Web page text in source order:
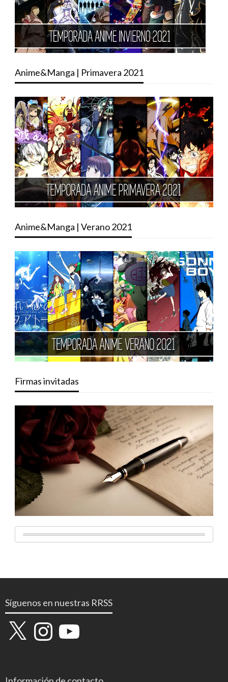
Anime&Manga | Primavera 2021
Anime&Manga | Verano 2021
Firmas invitadas
Síguenos en nuestras RRSS
X InstagramYouTube